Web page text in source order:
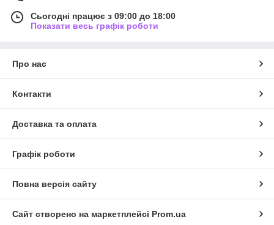
Сьогодні працює з 09:00 до 18:00
Показати весь графік роботи
Про нас
Контакти
Доставка та оплата
Графік роботи
Повна версія сайту
Сайт створено на маркетплейсі Prom.ua